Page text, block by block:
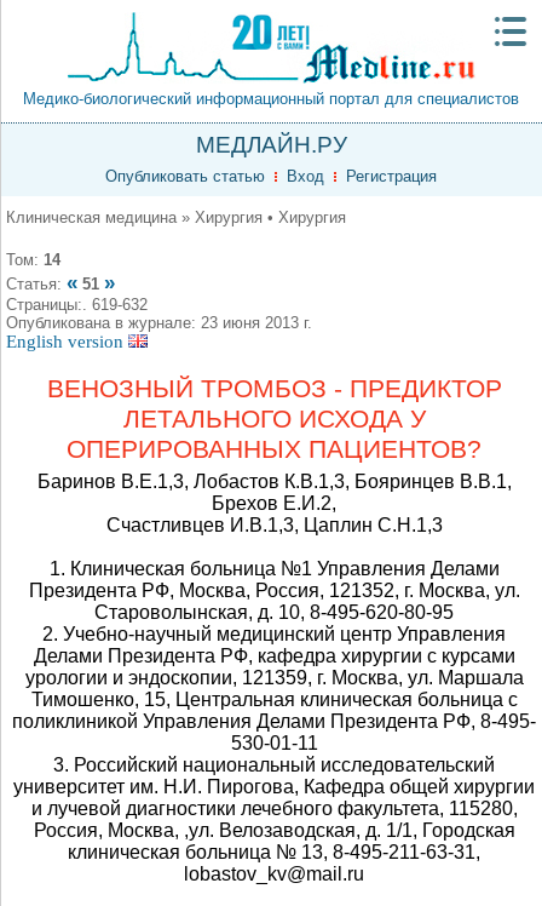
Медико-биологический информационный портал для специалистов
МЕДЛАЙН.РУ
Опубликовать статью Вход Регистрация
Клиническая медицина » Хирургия • Хирургия
Том: 14
Статья: « 51 »
Страницы:. 619-632
Опубликована в журнале: 23 июня 2013 г.
English version
ВЕНОЗНЫЙ ТРОМБОЗ - ПРЕДИКТОР
ЛЕТАЛЬНОГО ИСХОДА У
ОПЕРИРОВАННЫХ ПАЦИЕНТОВ?
Баринов В.Е.1,3, Лобастов К.В.1,3, Бояринцев В.В.1,
Брехов Е.И.2,
Счастливцев И.В.1,3, Цаплин С.Н.1,3
1. Клиническая больница №1 Управления Делами
Президента РФ, Москва, Россия, 121352, г. Москва, ул.
Староволынская, д. 10, 8-495-620-80-95
2. Учебно-научный медицинский центр Управления
Делами Президента РФ, кафедра хирургии с курсами
урологии и эндоскопии, 121359, г. Москва, ул. Маршала
Тимошенко, 15, Центральная клиническая больница с
поликлиникой Управления Делами Президента РФ, 8-495-
530-01-11
3. Российский национальный исследовательский
университет им. Н.И. Пирогова, Кафедра общей хирургии
и лучевой диагностики лечебного факультета, 115280,
Россия, Москва, ,ул. Велозаводская, д. 1/1, Городская
клиническая больница № 13, 8-495-211-63-31,
lobastov_kv@mail.ru